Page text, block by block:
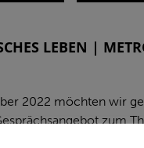
LEBEN |
2022 möchten wir
zum